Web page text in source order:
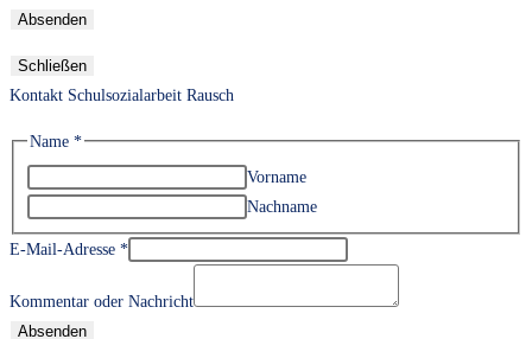
Absenden
Schließen
Kontakt Schulsozialarbeit Rausch
Name *
Vorname
Nachname
E-Mail-Adresse *
Kommentar oder Nachricht
Absenden